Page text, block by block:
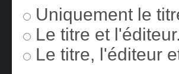
Uniquement le
Le titre et l'éditeur.
Le titre, l'éditeur